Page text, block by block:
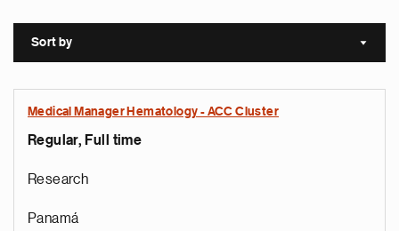
Sort by Sort
Medical Manager Hematology - ACC Cluster
Regular, Full time
Research
Panamá